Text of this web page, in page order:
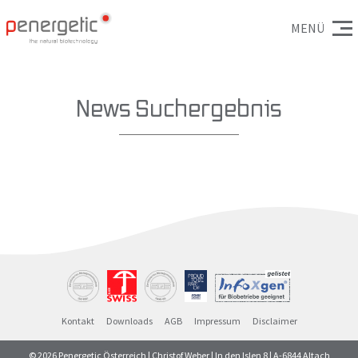
MENÜ
News Suchergebnis
Kontakt Downloads AGB Impressum Disclaimer
© 2026 Penergetic Österreich | Christof Weber | In den Islen 8 | A-6844 Altach